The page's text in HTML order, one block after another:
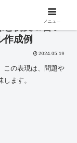
例文＆言い
作成例
2024.05.19
この表現は、問題や
ます。
メニュー